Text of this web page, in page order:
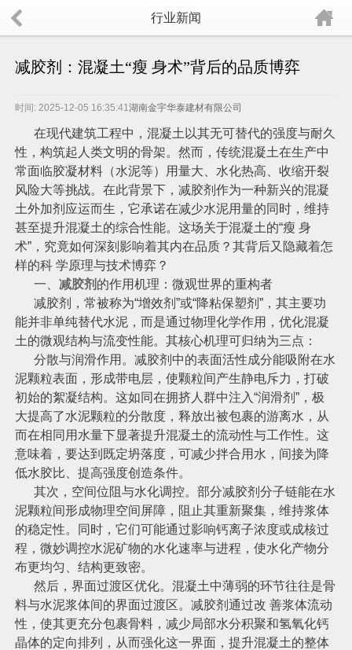
行业新闻
减胶剂：混凝土“瘦 身术”背后的品质博弈
时间: 2025-12-05 16:35:41湖南金宇华泰建材有限公司
在现代建筑工程中，混凝土以其无可替代的强度与耐久
性，构筑起人类文明的骨架。然而，传统混凝土在生产中
常面临胶凝材料（水泥等）用量大、水化热高、收缩开裂
风险大等挑战。在此背景下，减胶剂作为一种新兴的混凝
土外加剂应运而生，它承诺在减少水泥用量的同时，维持
甚至提升混凝土的综合性能。这场关于混凝土的“瘦 身
术”，究竟如何深刻影响着其内在品质？其背后又隐藏着怎
样的科 学原理与技术博弈？
一、 减胶剂 的作用机理：微观世界的重构者
减胶剂，常被称为“增效剂”或“降粘保塑剂”，其主要功
能并非单纯替代水泥，而是通过物理化学作用，优化混凝
土的微观结构与流变性能。其核心机理可归纳为三点：
分散与润滑作用。减胶剂中的表面活性成分能吸附在水
泥颗粒表面，形成带电层，使颗粒间产生静电斥力，打破
初始的絮凝结构。这如同在拥挤人群中注入“润滑剂”，极
大提高了水泥颗粒的分散度，释放出被包裹的游离水，从
而在相同用水量下显著提升混凝土的流动性与工作性。这
意味着，要达到既定坍落度，可减少拌合用水，间接为降
低水胶比、提高强度创造条件。
其次，空间位阻与水化调控。部分减胶剂分子链能在水
泥颗粒间形成物理空间屏障，阻止其重新聚集，维持浆体
的稳定性。同时，它们可能通过影响钙离子浓度或成核过
程，微妙调控水泥矿物的水化速率与进程，使水化产物分
布更均匀、结构更致密。
然后，界面过渡区优化。混凝土中薄弱的环节往往是骨
料与水泥浆体间的界面过渡区。减胶剂通过改 善浆体流动
性，使其更充分包裹骨料，减少局部水分积聚和氢氧化钙
晶体的定向排列，从而强化这一界面，提升混凝土的整体